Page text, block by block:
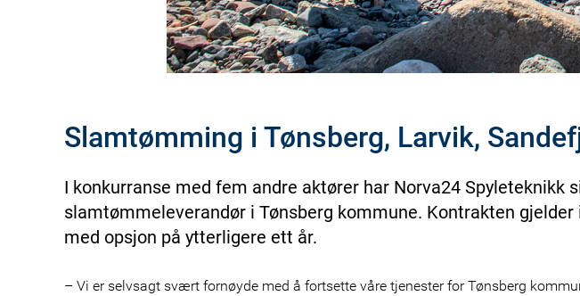
Slamtømming i Tønsberg, Larvik,
I konkurranse med fem andre aktører har Norva24 Spyleteknikk
slamtømmeleverandør i Tønsberg kommune. Kontrakten
med opsjon på ytterligere ett år.
– Vi er selvsagt svært fornøyde med å fortsette våre tjenester for Tønsberg